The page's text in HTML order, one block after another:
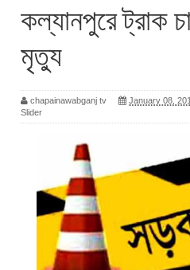
কল্যানপুরে ট্রাক
মৃত্যু
chapainawabganj tv January 08,
Slider